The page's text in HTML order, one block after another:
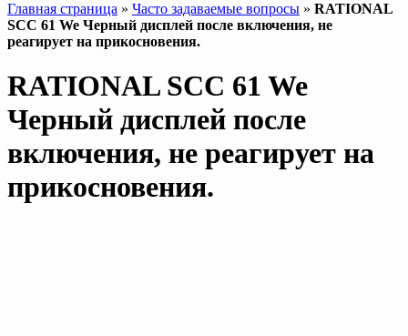
Главная страница » Часто задаваемые вопросы » RATIONAL
SCC 61 We Черный дисплей после включения, не
реагирует на прикосновения.
RATIONAL SCC 61 We
Черный дисплей после
включения, не реагирует на
прикосновения.